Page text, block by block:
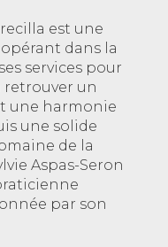
est une
dans la
services pour
retrouver un
une harmonie
une solide
de la
Aspas-Seron
par son